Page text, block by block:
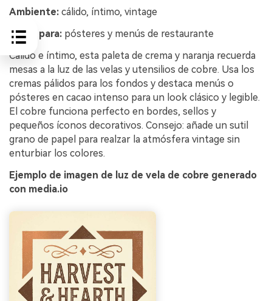
Ambiente: cálido, íntimo, vintage
Mejor para: pósteres y menús de restaurante
Cálido e íntimo, esta paleta de crema y naranja recuerda
mesas a la luz de las velas y utensilios de cobre. Usa los
cremas pálidos para los fondos y destaca menús o
pósteres en cacao intenso para un look clásico y legible.
El cobre funciona perfecto en bordes, sellos y
pequeños íconos decorativos. Consejo: añade un sutil
grano de papel para realzar la atmósfera vintage sin
enturbiar los colores.
Ejemplo de imagen de luz de vela de cobre generado
con media.io